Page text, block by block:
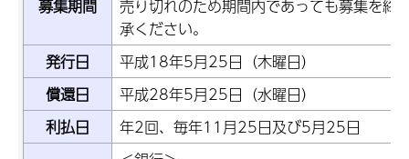
募集期間
売り切れのため期間内であっても募集を終
承ください。
発行日
平成18年5月25日（木曜日）
償還日
平成28年5月25日（水曜日）
利払日
年2回、毎年11月25日及び5月25日